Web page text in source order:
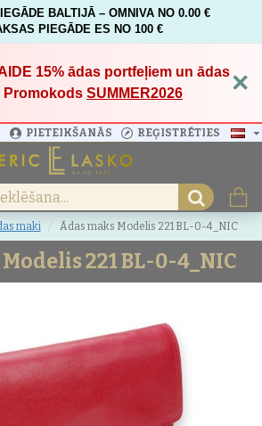
BALTIJĀ – OMNIVA NO 0.00 €
PIEGĀDE ES NO 100 €
15%ādas portfeļiem un ādas
Promokods SUMMER2026 ×
PIETEIKŠANĀS REĢISTRĒTIES
maki Ādas maks Modelis 221 BL-0-4_NIC
221 BL-0-4_NIC